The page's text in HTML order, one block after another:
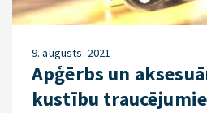
9. augusts. 2021
Apģērbs un
kustību